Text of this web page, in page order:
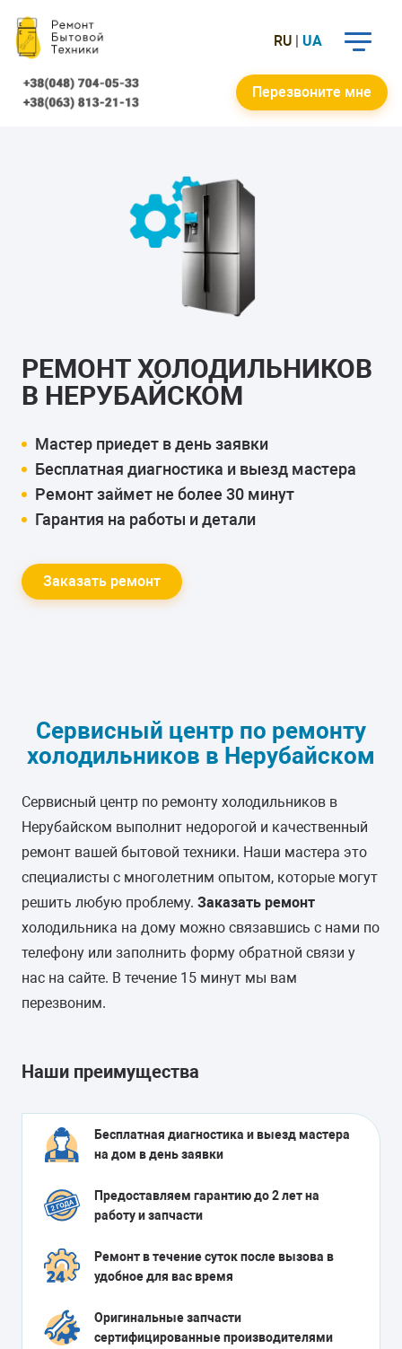
RU | UA
Перезвоните мне
РЕМОНТ ХОЛОДИЛЬНИКОВ
В НЕРУБАЙСКОМ
Мастер приедет в день заявки
Бесплатная диагностика и выезд мастера
Ремонт займет не более 30 минут
Гарантия на работы и детали
Заказать ремонт
Сервисный центр по ремонту
холодильников в Нерубайском
Сервисный центр по ремонту холодильников в
Нерубайском выполнит недорогой и качественный
ремонт вашей бытовой техники. Наши мастера это
специалисты с многолетним опытом, которые могут
решить любую проблему. Заказать ремонт
холодильника на дому можно связавшись с нами по
телефону или заполнить форму обратной связи у
нас на сайте. В течение 15 минут мы вам
перезвоним.
Наши преимущества
Бесплатная диагностика и выезд мастера
на дом в день заявки
Предоставляем гарантию до 2 лет на
работу и запчасти
Ремонт в течение суток после вызова в
удобное для вас время
Оригинальные запчасти
сертифицированные производителями